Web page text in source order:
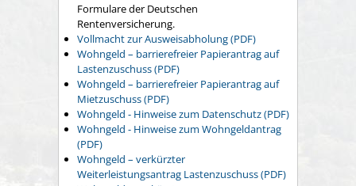
Formulare der Deutschen
Rentenversicherung.
Vollmacht zur Ausweisabholung (PDF)
Wohngeld – barrierefreier Papierantrag auf
Lastenzuschuss (PDF)
Wohngeld – barrierefreier Papierantrag auf
Mietzuschuss (PDF)
Wohngeld - Hinweise zum Datenschutz (PDF)
Wohngeld - Hinweise zum Wohngeldantrag
(PDF)
Wohngeld – verkürzter
Weiterleistungsantrag Lastenzuschuss (PDF)